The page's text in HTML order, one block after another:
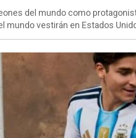
del mundo como
mundo vestirán en Estados